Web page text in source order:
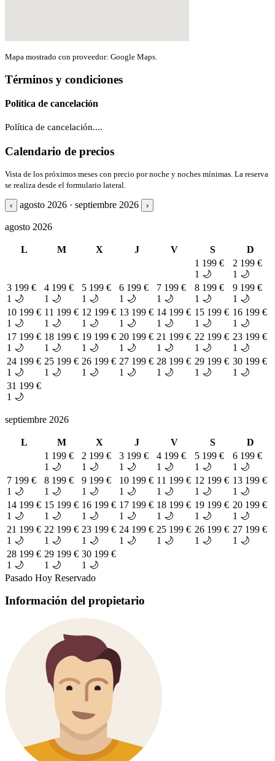
Mapa mostrado con proveedor: Google Maps.
Términos y condiciones
Política de cancelación
Política de cancelación....
Calendario de precios
Vista de los próximos meses con precio por noche y noches mínimas. La reserva
se realiza desde el formulario lateral.
‹ agosto 2026 · septiembre 2026 ›
agosto 2026
L M X J V S
D
1 199 €
1 🌙
2 199 €
1 🌙
3 199 €
1 🌙
4 199 €
1 🌙
5 199 €
1 🌙
6 199 €
1 🌙
7 199 €
1 🌙
8 199 €
1 🌙
9 199 €
1 🌙
10 199 €
1 🌙
11 199 €
1 🌙
12 199 €
1 🌙
13 199 €
1 🌙
14 199 €
1 🌙
15 199 €
1 🌙
16 199 €
1 🌙
17 199 €
1 🌙
18 199 €
1 🌙
19 199 €
1 🌙
20 199 €
1 🌙
21 199 €
1 🌙
22 199 €
1 🌙
23 199 €
1 🌙
24 199 €
1 🌙
25 199 €
1 🌙
26 199 €
1 🌙
27 199 €
1 🌙
28 199 €
1 🌙
29 199 €
1 🌙
30 199 €
1 🌙
31 199 €
1 🌙
septiembre 2026
L M X J V S
D
1 199 €
1 🌙
2 199 €
1 🌙
3 199 €
1 🌙
4 199 €
1 🌙
5 199 €
1 🌙
6 199 €
1 🌙
7 199 €
1 🌙
8 199 €
1 🌙
9 199 €
1 🌙
10 199 €
1 🌙
11 199 €
1 🌙
12 199 €
1 🌙
13 199 €
1 🌙
14 199 €
1 🌙
15 199 €
1 🌙
16 199 €
1 🌙
17 199 €
1 🌙
18 199 €
1 🌙
19 199 €
1 🌙
20 199 €
1 🌙
21 199 €
1 🌙
22 199 €
1 🌙
23 199 €
1 🌙
24 199 €
1 🌙
25 199 €
1 🌙
26 199 €
1 🌙
27 199 €
1 🌙
28 199 €
1 🌙
29 199 €
1 🌙
30 199 €
1 🌙
Pasado Hoy Reservado
Información del propietario